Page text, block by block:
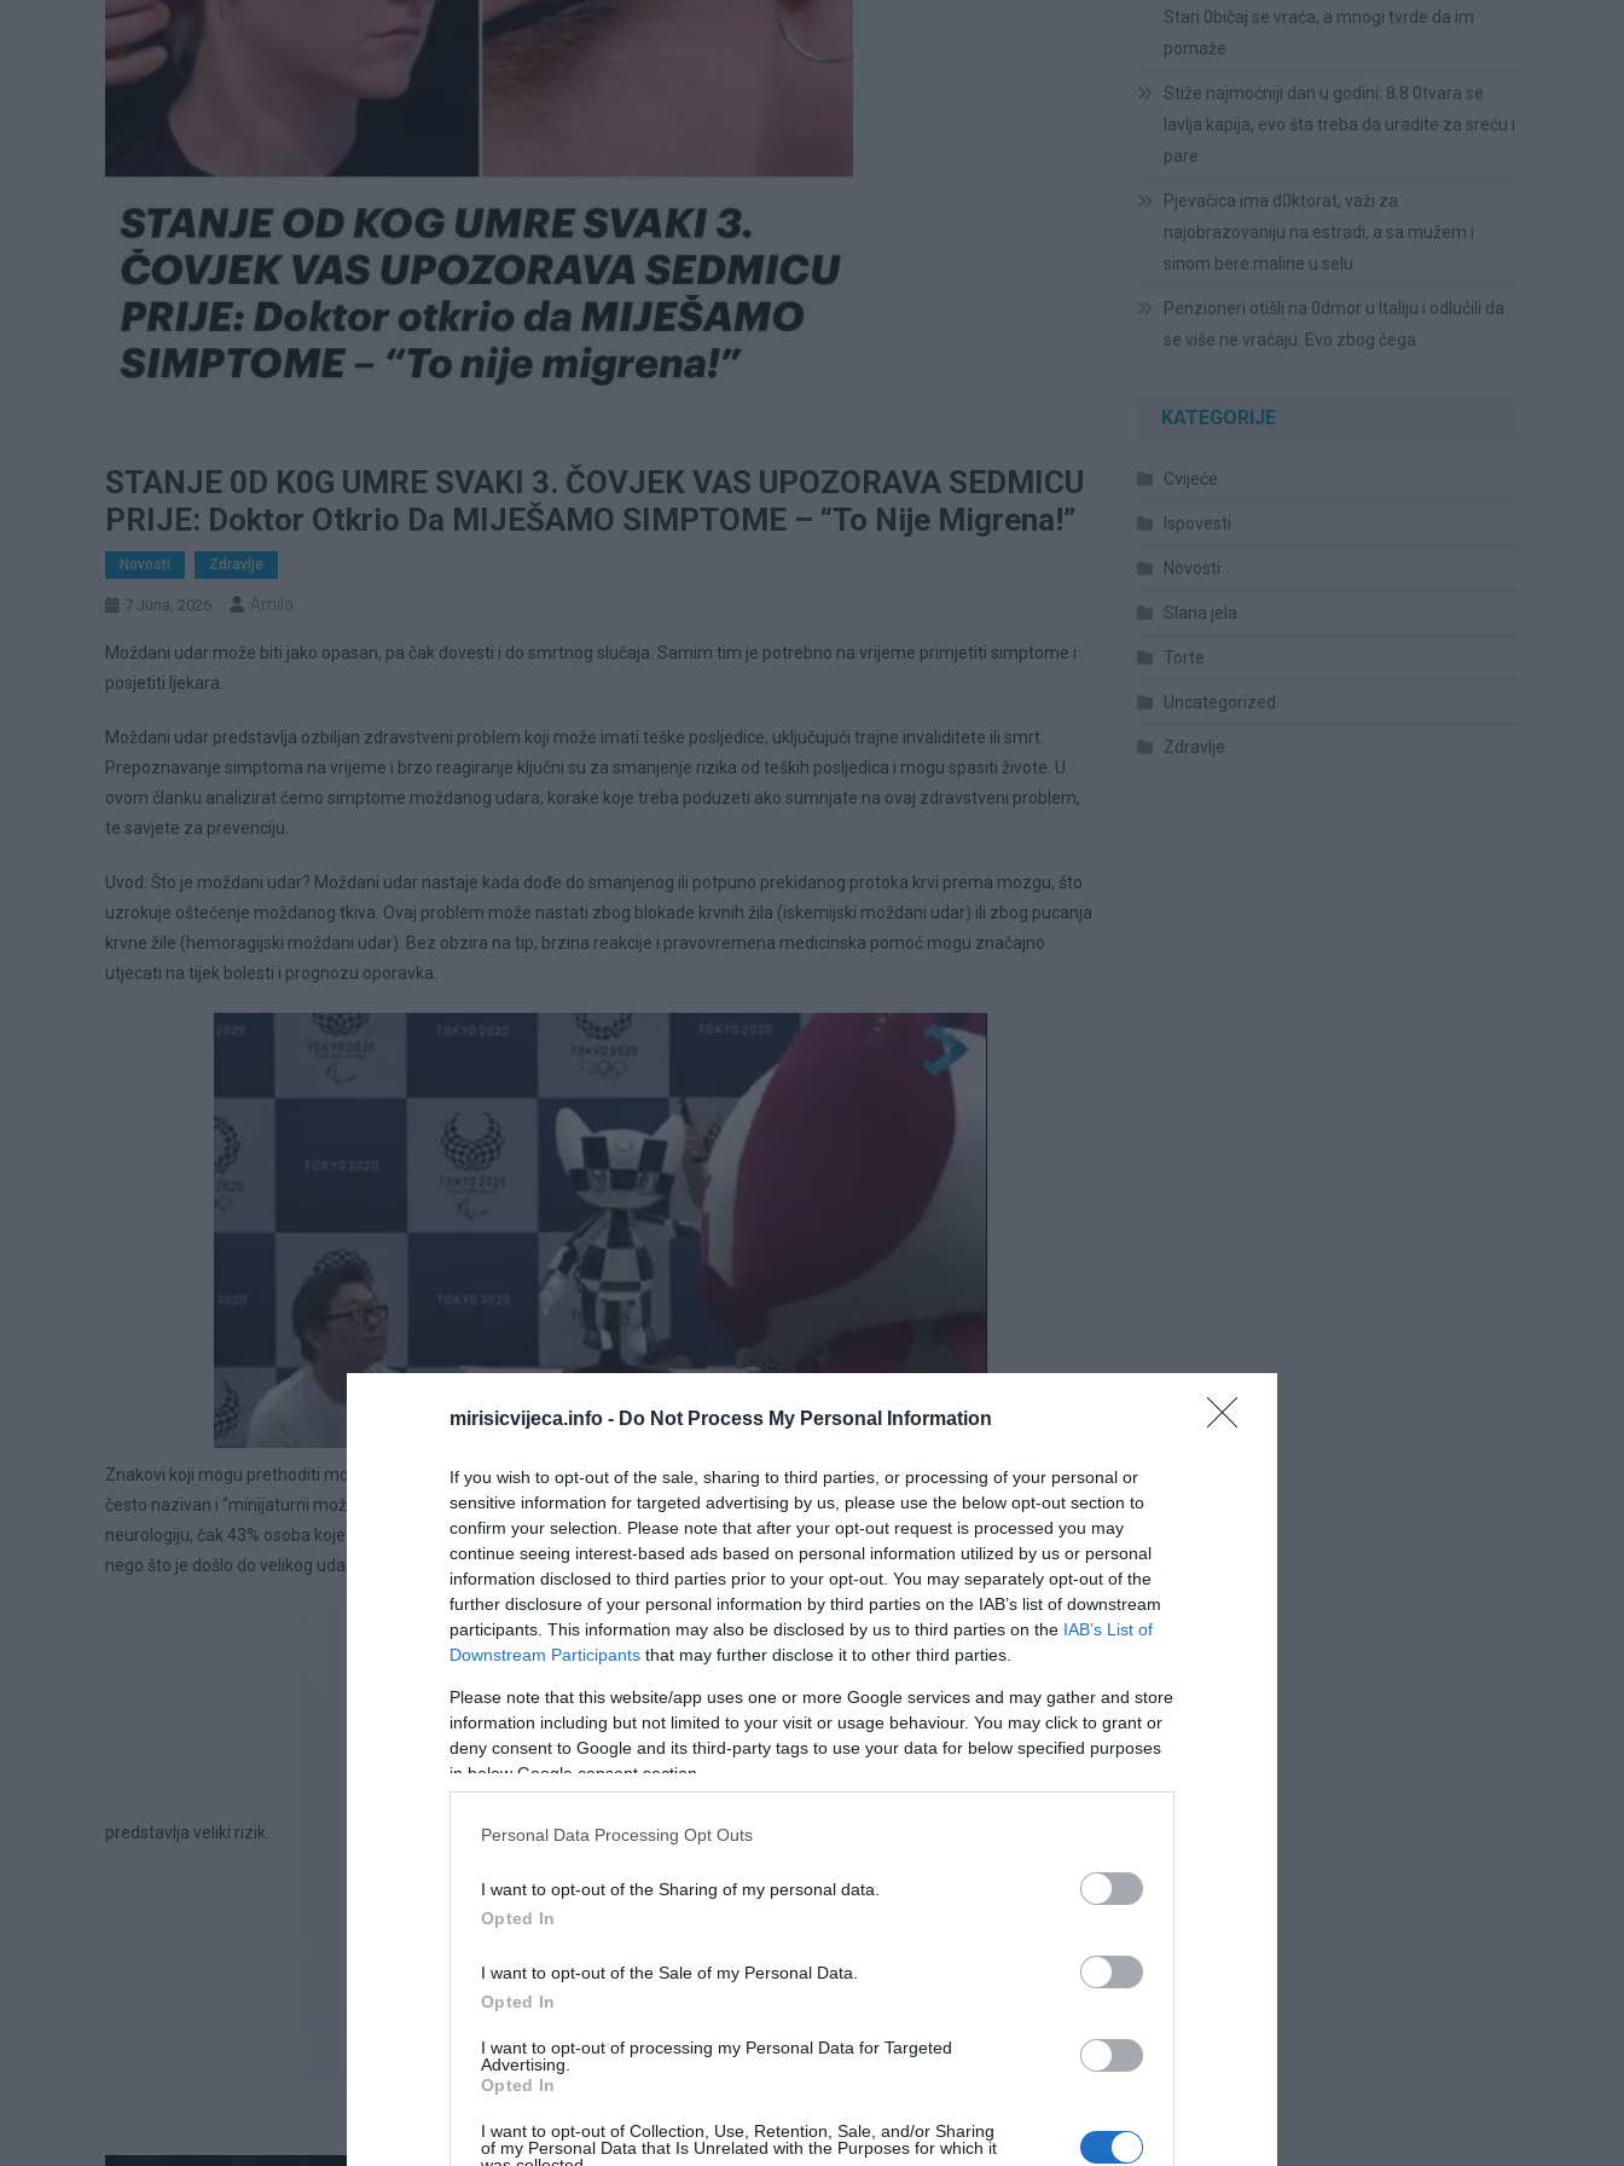
mirisicvijeca.info - Do Not Process My Personal Information
If you wish to opt-out of the sale, sharing to third parties, or processing of your personal or
sensitive information for targeted advertising by us, please use the below opt-out section to
confirm your selection. Please note that after your opt-out request is processed you may
continue seeing interest-based ads based on personal information utilized by us or personal
information disclosed to third parties prior to your opt-out. You may separately opt-out of the
further disclosure of your personal information by third parties on the IAB’s list of downstream
participants. This information may also be disclosed by us to third parties on the IAB’s List of
Downstream Participants that may further disclose it to other third parties.
Please note that this website/app uses one or more Google services and may gather and store
information including but not limited to your visit or usage behaviour. You may click to grant or
deny consent to Google and its third-party tags to use your data for below specified purposes
in below Google consent section.
Personal Data Processing Opt Outs
I want to opt-out of the Sharing of my personal data.
Opted In
I want to opt-out of the Sale of my Personal Data.
Opted In
I want to opt-out of processing my Personal Data for Targeted
Advertising.
Opted In
I want to opt-out of Collection, Use, Retention, Sale, and/or Sharing
of my Personal Data that Is Unrelated with the Purposes for which it
STANJE 0D K0G UMRE SVAKI 3. ČOVJEK VAS UPOZORAVA SEDMICU
PRIJE: Doktor Otkrio Da MIJEŠAMO SIMPTOME – “To Nije Migrena!”
Novosti Zdravlje
7 Juna, 2026 Amila
Moždani udar može biti jako opasan, pa čak dovesti i do smrtnog slučaja. Samim tim je potrebno na vrijeme primjetiti simptome i
posjetiti ljekara.
Moždani udar predstavlja ozbiljan zdravstveni problem koji može imati teške posljedice, uključujući trajne invaliditete ili smrt.
Prepoznavanje simptoma na vrijeme i brzo reagiranje ključni su za smanjenje rizika od teških posljedica i mogu spasiti živote. U
ovom članku analizirat ćemo simptome moždanog udara, korake koje treba poduzeti ako sumnjate na ovaj zdravstveni problem,
te savjete za prevenciju.
Uvod: Što je moždani udar? Moždani udar nastaje kada dođe do smanjenog ili potpuno prekidanog protoka krvi prema mozgu, što
uzrokuje oštećenje moždanog tkiva. Ovaj problem može nastati zbog blokade krvnih žila (iskemijski moždani udar) ili zbog pucanja
krvne žile (hemoragijski moždani udar). Bez obzira na tip, brzina reakcije i pravovremena medicinska pomoć mogu značajno
utjecati na tijek bolesti i prognozu oporavka.
Znakovi koji mogu prethoditi moždanom udaru Prepoznavanje simptoma koji mogu ukazivati na prolazni ishemijski napad (TIA),
često nazivan i “minijaturni moždani udar”, izuzetno je važno. Prema studiji objavljenoj u časopisu Američke akademije za
neurologiju, čak 43% osoba koje su kasnije pretrpjele pravi moždani udar, iskusile su TIA simptome u periodu od sedam dana prije
nego što je došlo do velikog udara. Ovi simptomi mogu biti vrlo kratkotrajni i ponekad neprimijećeni, ali njihovo zanemarivanje
predstavlja veliki rizik.
Stari 0bičaj se vraća, a mnogi tvrde da im
pomaže
Stiže najmoćniji dan u godini: 8.8 0tvara se
lavlja kapija, evo šta treba da uradite za sreću i
pare
Pjevačica ima d0ktorat, važi za
najobrazovaniju na estradi, a sa mužem i
sinom bere maline u selu
Penzioneri otišli na 0dmor u Italiju i odlučili da
se više ne vraćaju: Evo zbog čega
KATEGORIJE
Cvijeće
Ispovesti
Novosti
Slana jela
Torte
Uncategorized
Zdravlje